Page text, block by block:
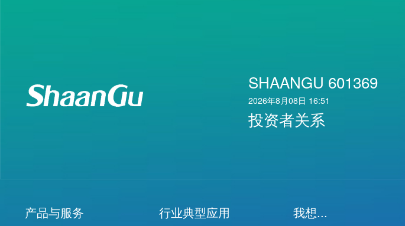
SHAANGU 601369
2026年8月08日 16:51
投资者关系
产品与服务 行业典型应用 我想...